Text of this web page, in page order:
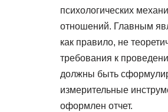
психологических
отношений. Главным
как правило, не
требования к
должны быть
измерительные
оформлен отчет.